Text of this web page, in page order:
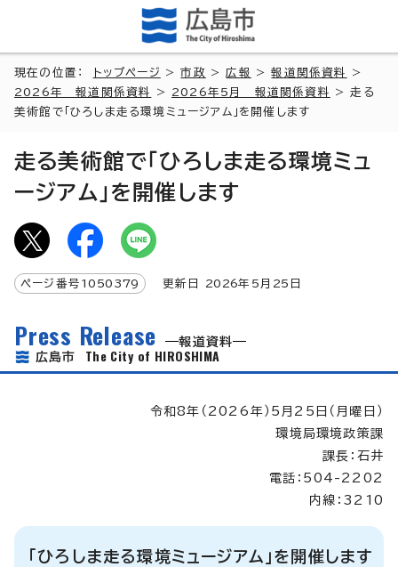
現在の位置： トップページ >市政 >広報 >報道関係資料
>
2026年 報道関係資料
> 2026年5月 報道関係資料
> 走る
美術館で「ひろしま走る環境ミュージアム」を開催します
走る美術館で「ひろしま走る環境ミュ
ージアム」を開催します
ページ番号 1050379 更新日 2026年5月 25 日
Press Release
報道資料
広島市 The City of HIROSHIMA
令和8年（2026年）5月25日（月曜日）
環境局環境政策課
課長：石井
電話：504-2202
内線：3210
「ひろしま走る環境ミュージアム」を開催します